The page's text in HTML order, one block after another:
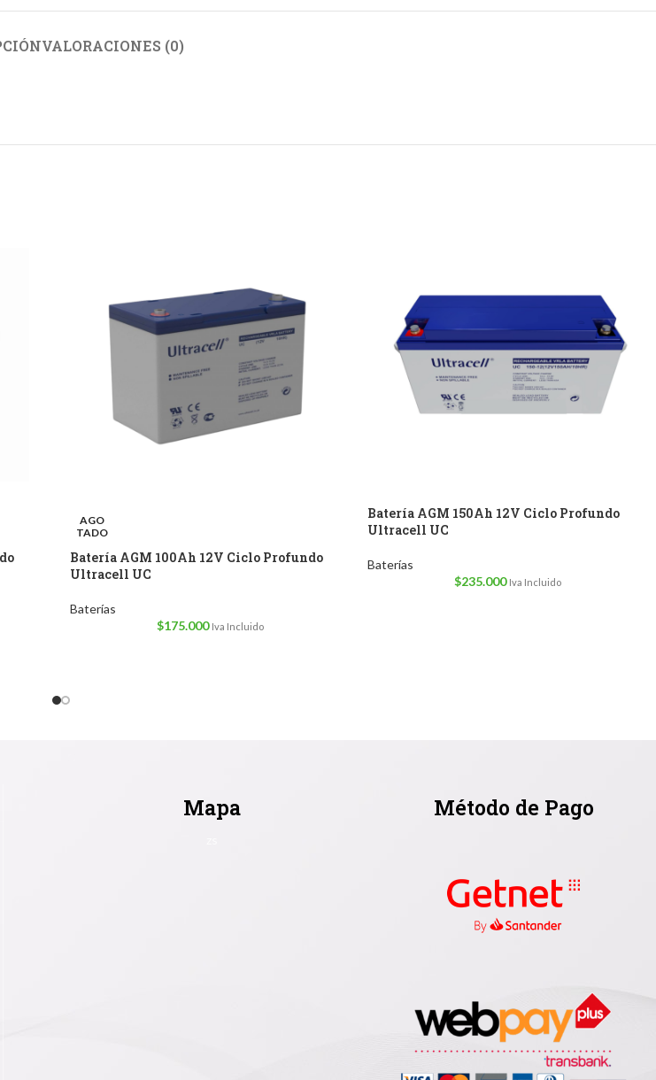
VALORACIONES (0)
AGO
TADO
Batería AGM 100Ah 12V Ciclo Profundo
Ultracell UC
Baterías
$175.000 Iva Incluido
Batería AGM 150Ah 12V Ciclo Profundo
Ultracell UC
Baterías
$235.000 Iva Incluido
Mapa Método de Pago